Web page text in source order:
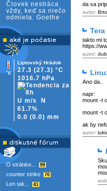
Človek nestráca
vždy, keď sa niečo
odmieta. Goethe
Liptovský Hrádok
27.3 (27.3) °C
1016.7 hPa
U m/s
N
61.7%
0.0 (0.0) mm
O stránke... 99
counter strike 70
Len tak... 41
da sa
autor: Brto
takto mi
https://
autor:
Ano da..
napr:
mount -t
mount -t
ak by
autor: